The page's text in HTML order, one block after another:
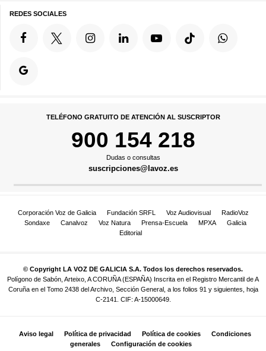
REDES SOCIALES
TELÉFONO GRATUITO DE ATENCIÓN AL SUSCRIPTOR
900 154 218
Dudas o consultas
suscripciones@lavoz.es
Corporación Voz de Galicia Fundación SRFL Voz Audiovisual
RadioVoz
Sondaxe
Canalvoz Voz Natura Prensa-Escuela MPXA
Galicia
Editorial
© Copyright LA VOZ DE GALICIA S.A. Todos los derechos reservados.
Polígono de Sabón, Arteixo, A CORUÑA (ESPAÑA) Inscrita en el Registro Mercantil de A
Coruña en el Tomo 2438 del Archivo, Sección General, a los folios 91 y siguientes, hoja
C-2141. CIF: A-15000649.
Aviso legal Política de privacidad Política de cookies
Condiciones
generales
Configuración de cookies